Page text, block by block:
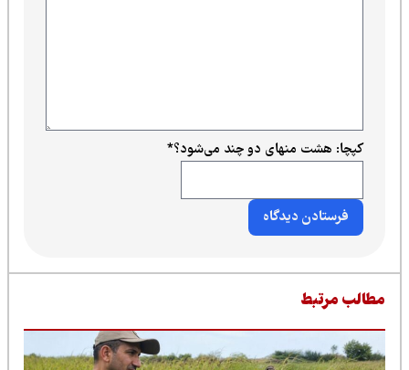
کپچا: هشت منهای دو چند می‌شود؟*
مرتبط